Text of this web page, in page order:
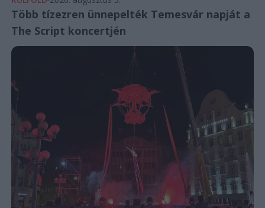
Több tízezren ünnepelték Temesvár napját a
The Script koncertjén